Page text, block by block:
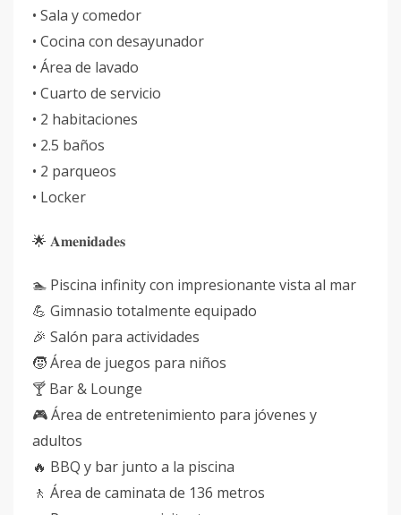
• Sala y comedor
• Cocina con desayunador
• Área de lavado
• Cuarto de servicio
• 2 habitaciones
• 2.5 baños
• 2 parqueos
• Locker
🌟 𝐀𝐦𝐞𝐧𝐢𝐝𝐚𝐝𝐞𝐬
🏊 Piscina infinity con impresionante vista al mar
💪 Gimnasio totalmente equipado
🎉 Salón para actividades
🧒 Área de juegos para niños
🍸 Bar & Lounge
🎮 Área de entretenimiento para jóvenes y
adultos
🔥 BBQ y bar junto a la piscina
🚶 Área de caminata de 136 metros